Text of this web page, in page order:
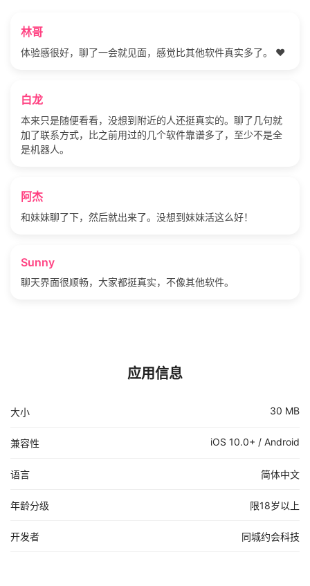
林哥
体验感很好，聊了一会就见面，感觉比其他软件真实多了。 ❤️
白龙
本来只是随便看看，没想到附近的人还挺真实的。聊了几句就
加了联系方式，比之前用过的几个软件靠谱多了，至少不是全
是机器人。
阿杰
和妹妹聊了下，然后就出来了。没想到妹妹活这么好！
Sunny
聊天界面很顺畅，大家都挺真实，不像其他软件。
应用信息
大小 30 MB
兼容性 iOS 10.0+ / Android
语言 简体中文
年龄分级 限18岁以上
开发者 同城约会科技